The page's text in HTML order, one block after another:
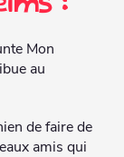
Mon
au
de faire de
amis qui